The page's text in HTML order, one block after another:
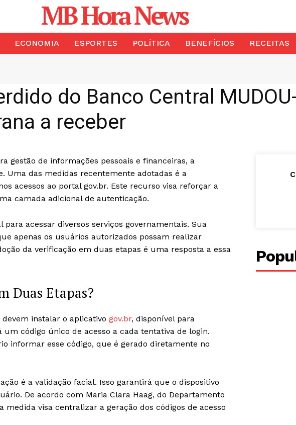
MB Hora News
ECONOMIA ESPORTES POLÍTICA BENEFÍCIOS RECEITAS
do Banco Central
a receber
gestão de informações pessoais e financeiras, a
das medidas recentemente adotadas é a
acessos ao portal gov.br. Este recurso visa reforçar a
camada adicional de autenticação.
acessar diversos serviços governamentais. Sua
apenas os usuários autorizados possam realizar
da verificação em duas etapas é uma resposta a essa
Duas Etapas?
instalar o aplicativo gov.br, disponível para
um código único de acesso a cada tentativa de login.
informar esse código, que é gerado diretamente no
é a validação facial. Isso garantirá que o dispositivo
De acordo com Maria Clara Haag, do Departamento
medida visa centralizar a geração dos códigos de acesso